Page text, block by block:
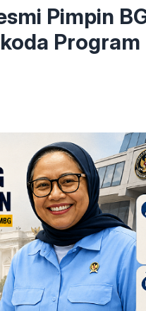
Pimpin
Program